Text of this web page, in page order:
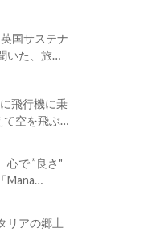
いた、旅の
飛行機に乗
て空を飛ぶ
心で ”良さ"
Mana
リアの郷土